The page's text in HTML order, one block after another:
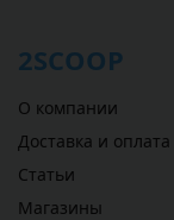
2SCOOP
О компании
Доставка и оплата
Статьи
Магазины